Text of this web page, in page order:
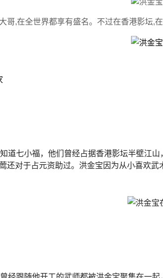
哥,在全世界都享有盛名。不过在香港影坛,
还对于占元资助过。洪金宝因为从小喜欢武